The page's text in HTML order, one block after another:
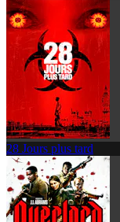
28 Jours plus tard